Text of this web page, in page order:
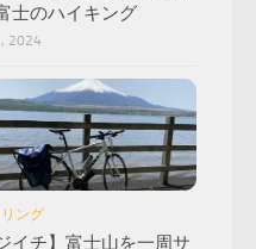
士のハイキング
2024
ング
イチ】富士山を一周サ